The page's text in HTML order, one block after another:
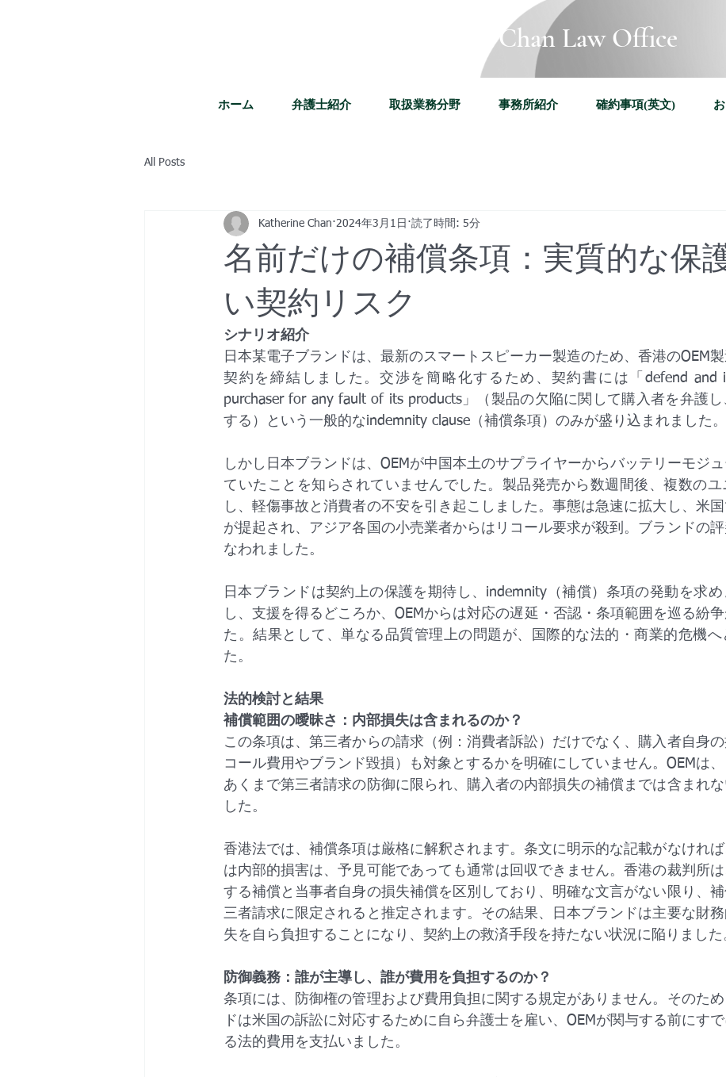
Katherine Chan Law Office
ホーム 弁護士紹介 取扱業務分野 事務所紹介 確約事項(英文)
All Posts
名前だけの補償条項：実質的な保
い契約リスク
Katherine Chan 2024年3月1日 読了時間: 5分
シナリオ紹介
日本某電子ブランドは、最新のスマートスピーカー製造のため、香港のOEM
契約を締結しました。交渉を簡略化するため、契約書には「defend and
purchaser for any fault of its products」（製品の欠陥に関して購入者を弁護
する）という一般的なindemnity clause（補償条項）のみが盛り込まれました。
しかし日本ブランドは、OEMが中国本土のサプライヤーからバッテリーモジ
ていたことを知らされていませんでした。製品発売から数週間後、複数のユ
し、軽傷事故と消費者の不安を引き起こしました。事態は急速に拡大し、米
が提起され、アジア各国の小売業者からはリコール要求が殺到。ブランドの
なわれました。
日本ブランドは契約上の保護を期待し、indemnity（補償）条項の発動を求
し、支援を得るどころか、OEMからは対応の遅延・否認・条項範囲を巡る紛
た。結果として、単なる品質管理上の問題が、国際的な法的・商業的危機へ
た。
法的検討と結果
補償範囲の曖昧さ：内部損失は含まれるのか？
この条項は、第三者からの請求（例：消費者訴訟）だけでなく、購入者自身の
コール費用やブランド毀損）も対象とするかを明確にしていません。OEMは
あくまで第三者請求の防御に限られ、購入者の内部損失の補償までは含まれな
した。
香港法では、補償条項は厳格に解釈されます。条文に明示的な記載がなけれ
は内部的損害は、予見可能であっても通常は回収できません。香港の裁判所
する補償と当事者自身の損失補償を区別しており、明確な文言がない限り、
三者請求に限定されると推定されます。その結果、日本ブランドは主要な財
失を自ら負担することになり、契約上の救済手段を持たない状況に陥りました
防御義務：誰が主導し、誰が費用を負担するのか？
条項には、防御権の管理および費用負担に関する規定がありません。そのた
ドは米国の訴訟に対応するために自ら弁護士を雇い、OEMが関与する前にすで
る法的費用を支払いました。